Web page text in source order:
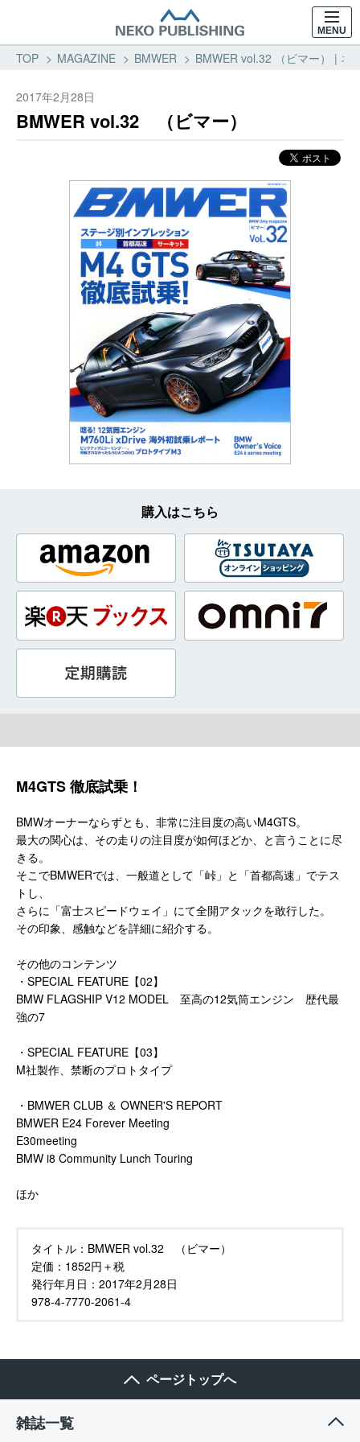
MENU
TOP MAGAZINE BMWER BMWER vol.32 （ビマー） | ネ
2017年2月28日
BMWER vol.32 （ビマー）
購入はこちら
M4GTS 徹底試乗！
BMWオーナーならずとも、非常に注目度の高いM4GTS。
最大の関心は、その走りの注目度が如何ほどか、と言うことに尽
きる。
そこでBMWERでは、一般道として「峠」と「首都高速」でテス
トし、
さらに「富士スピードウェイ」にて全開アタックを敢行した。
その印象、感触などを詳細に紹介する。
その他のコンテンツ
・SPECIAL FEATURE【02】
BMW FLAGSHIP V12 MODEL 至高の12気筒エンジン 歴代最
強の7
・SPECIAL FEATURE【03】
M社製作、禁断のプロトタイプ
・BMWER CLUB ＆ OWNER'S REPORT
BMWER E24 Forever Meeting
E30meeting
BMW i8 Community Lunch Touring
ほか
タイトル： BMWER vol.32 （ビマー）
定価： 1852円＋税
発行年月日： 2017年2月28日
978-4-7770-2061-4
ページトップへ
雑誌一覧